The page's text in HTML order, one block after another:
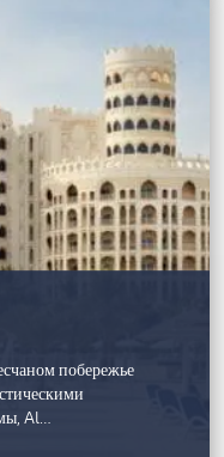
побережье
Al…